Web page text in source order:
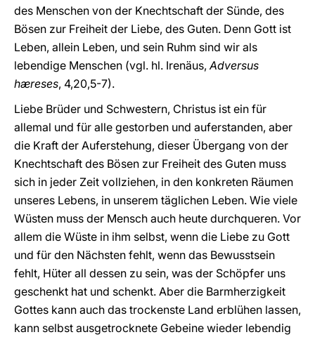
des Menschen von der Knechtschaft der Sünde, des
Bösen zur Freiheit der Liebe, des Guten. Denn Gott ist
Leben, allein Leben, und sein Ruhm sind wir als
lebendige Menschen (vgl. hl. Irenäus,Adversus
hæreses, 4,20,5-7).
Liebe Brüder und Schwestern, Christus ist ein für
allemal und für alle gestorben und auferstanden, aber
die Kraft der Auferstehung, dieser Übergang von der
Knechtschaft des Bösen zur Freiheit des Guten muss
sich in jeder Zeit vollziehen, in den konkreten Räumen
unseres Lebens, in unserem täglichen Leben. Wie viele
Wüsten muss der Mensch auch heute durchqueren. Vor
allem die Wüste in ihm selbst, wenn die Liebe zu Gott
und für den Nächsten fehlt, wenn das Bewusstsein
fehlt, Hüter all dessen zu sein, was der Schöpfer uns
geschenkt hat und schenkt. Aber die Barmherzigkeit
Gottes kann auch das trockenste Land erblühen lassen,
kann selbst ausgetrocknete Gebeine wieder lebendig